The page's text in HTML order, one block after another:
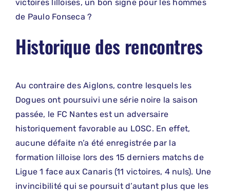
victoires lilloises, un bon signe pour les hommes
de Paulo Fonseca ?
Historique des rencontres
Au contraire des Aiglons, contre lesquels les
Dogues ont poursuivi une série noire la saison
passée, le FC Nantes est un adversaire
historiquement favorable au LOSC. En effet,
aucune défaite n’a été enregistrée par la
formation lilloise lors des 15 derniers matchs de
Ligue 1 face aux Canaris (11 victoires, 4 nuls). Une
invincibilité qui se poursuit d’autant plus que les